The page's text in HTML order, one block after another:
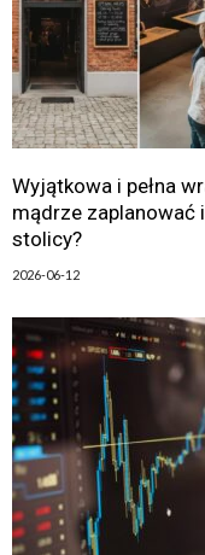
Wyjątkowa i pełna
mądrze zaplanować
stolicy?
2026-06-12